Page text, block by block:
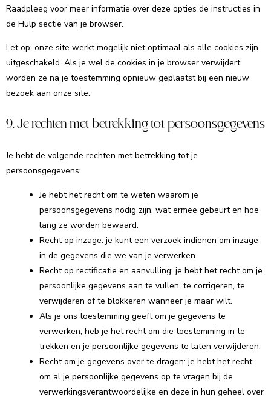
Raadpleeg voor meer informatie over deze opties de instructies in
de Hulp sectie van je browser.
Let op: onze site werkt mogelijk niet optimaal als alle cookies zijn
uitgeschakeld. Als je wel de cookies in je browser verwijdert,
worden ze na je toestemming opnieuw geplaatst bij een nieuw
bezoek aan onze site.
9. Je rechten met betrekking tot persoonsgegevens
Je hebt de volgende rechten met betrekking tot je
persoonsgegevens:
Je hebt het recht om te weten waarom je
persoonsgegevens nodig zijn, wat ermee gebeurt en hoe
lang ze worden bewaard.
Recht op inzage: je kunt een verzoek indienen om inzage
in de gegevens die we van je verwerken.
Recht op rectificatie en aanvulling: je hebt het recht om je
persoonlijke gegevens aan te vullen, te corrigeren, te
verwijderen of te blokkeren wanneer je maar wilt.
Als je ons toestemming geeft om je gegevens te
verwerken, heb je het recht om die toestemming in te
trekken en je persoonlijke gegevens te laten verwijderen.
Recht om je gegevens over te dragen: je hebt het recht
om al je persoonlijke gegevens op te vragen bij de
verwerkingsverantwoordelijke en deze in hun geheel over